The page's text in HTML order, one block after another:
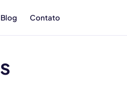
Blog Contato